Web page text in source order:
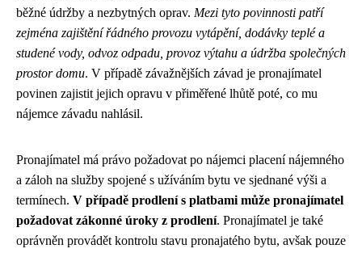
běžné údržby a nezbytných oprav. Mezi tyto povinnosti patří
zejména zajištění řádného provozu vytápění, dodávky teplé a
studené vody, odvoz odpadu, provoz výtahu a údržba společných
prostor domu. V případě závažnějších závad je pronajímatel
povinen zajistit jejich opravu v přiměřené lhůtě poté, co mu
nájemce závadu nahlásil.
Pronajímatel má právo požadovat po nájemci placení nájemného
a záloh na služby spojené s užíváním bytu ve sjednané výši a
termínech. V případě prodlení s platbami může pronajímatel
požadovat zákonné úroky z prodlení. Pronajímatel je také
oprávněn provádět kontrolu stavu pronajatého bytu, avšak pouze